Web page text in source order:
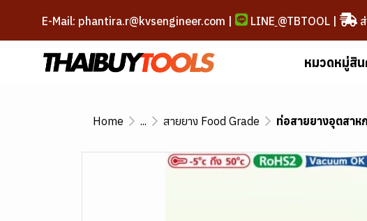
E-Mail: phantira.r@kvsengineer.com | LINE @TBTOOL| ส่
หมวดหมู่สิน
Home ... สายยาง Food Grade ท่อสายยางอุตสาห